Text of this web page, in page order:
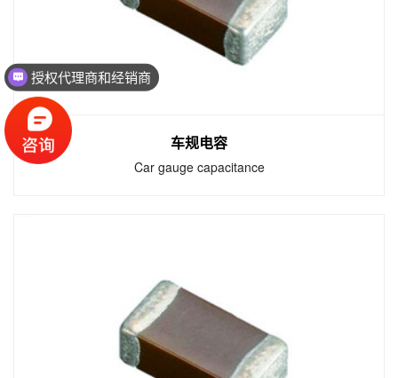
责任，产品符合RoHS和无卤素标准。
车规电容
Car gauge capacitance
车规电容
Car gauge capacitance
相较于泛用型陶瓷电容，国巨车用电容符合
AEC-Q200标准。
授权代理商和经销商